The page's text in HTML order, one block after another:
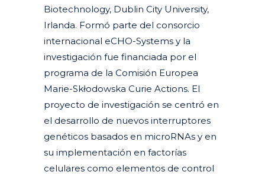
Biotechnology, Dublin City University,
Irlanda. Formó parte del consorcio
internacional eCHO-Systems y la
investigación fue financiada por el
programa de la Comisión Europea
Marie-Skłodowska Curie Actions. El
proyecto de investigación se centró en
el desarrollo de nuevos interruptores
genéticos basados en microRNAs y en
su implementación en factorías
celulares como elementos de control